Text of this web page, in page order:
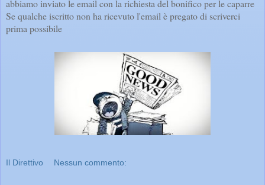
abbiamo inviato le email con la richiesta del bonifico per le caparre
Se qualche iscritto non ha ricevuto l'email è pregato di scriverci
prima possibile
Il Direttivo Nessun commento: